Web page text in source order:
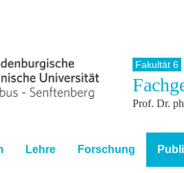
Studium
Studienangebot
Im Studium
Nach dem Studium
Fakultät 6
Prof. Dr.
Lehre Forschung